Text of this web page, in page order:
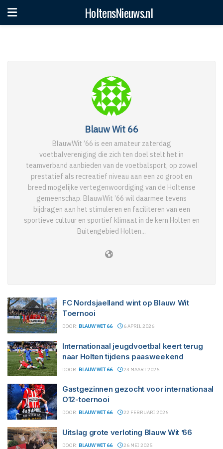
HoltensNieuws.nl
Blauw Wit 66
BlauwWit ’66 is een amateur zaterdag
voetbalvereniging die zich ten doel stelt het in
teamverband aanbieden van de voetbalsport, op zowel
prestatief als recreatief niveau aan een zo groot en
breed mogelijke vertegenwoordiging van de Holtense
gemeenschap. BlauwWit ’66 wil daarmee tevens
bijdragen aan het stimuleren en faciliteren van een
sportieve cultuur en sportief klimaat in de kern Holten en
Buitengebied Holten...
FC Nordsjaelland wint op Blauw Wit
Toernooi
DOOR: BLAUW WIT 66 6 APRIL 2026
Internationaal jeugdvoetbal keert terug
naar Holten tijdens paasweekend
DOOR: BLAUW WIT 66 23 MAART 2026
Gastgezinnen gezocht voor internationaal
O12-toernooi
DOOR: BLAUW WIT 66 22 FEBRUARI 2026
Uitslag grote verloting Blauw Wit ’66
DOOR: BLAUW WIT 66 26 MEI 2025